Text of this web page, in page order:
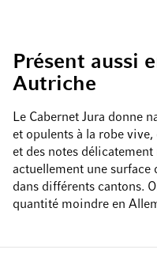
Présent aussi
Autriche
Le Cabernet Jura donne
et opulents à la robe
et des notes
actuellement une surface
dans différents cantons.
quantité moindre en